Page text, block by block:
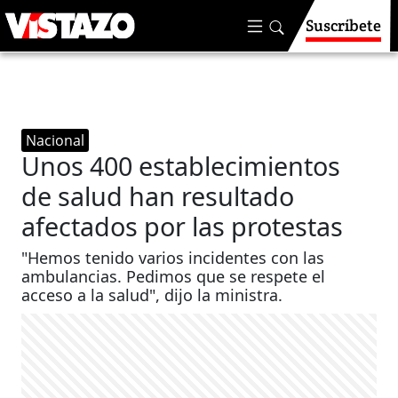
Suscríbete
Nacional
Unos 400 establecimientos
de salud han resultado
afectados por las protestas
"Hemos tenido varios incidentes con las
ambulancias. Pedimos que se respete el
acceso a la salud", dijo la ministra.